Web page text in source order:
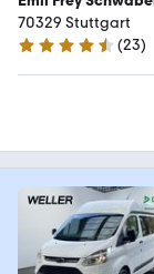
70329 Stuttgart
4.3 Sterne
(23)